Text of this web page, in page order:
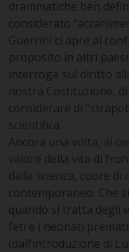
drammatiche ben
considerato
Guerrini ci apre al
proposito in altri
interroga sul diritto
nostra Costituzione,
considerare di
scientifica.
Ancora una volta, al
valore della vita di
dalla scienza, cuore
contemporaneo. Che
quando si tratta degli
feti e i neonati
(dall’introduzione di